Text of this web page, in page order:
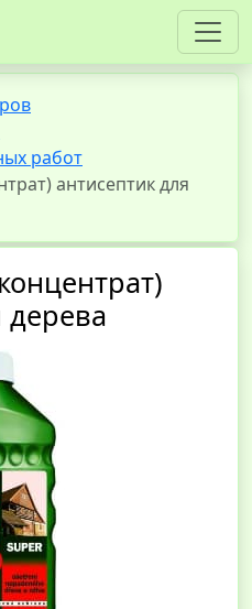
работ
антисептик для
дерева